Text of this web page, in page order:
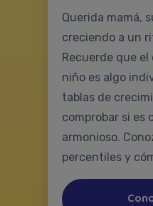
Querida mamá,
creciendo a un
Recuerde que
niño es algo
tablas de
comprobar si es
armonioso.
percentiles y